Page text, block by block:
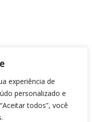
experiência de
personalizado e
todos”, você